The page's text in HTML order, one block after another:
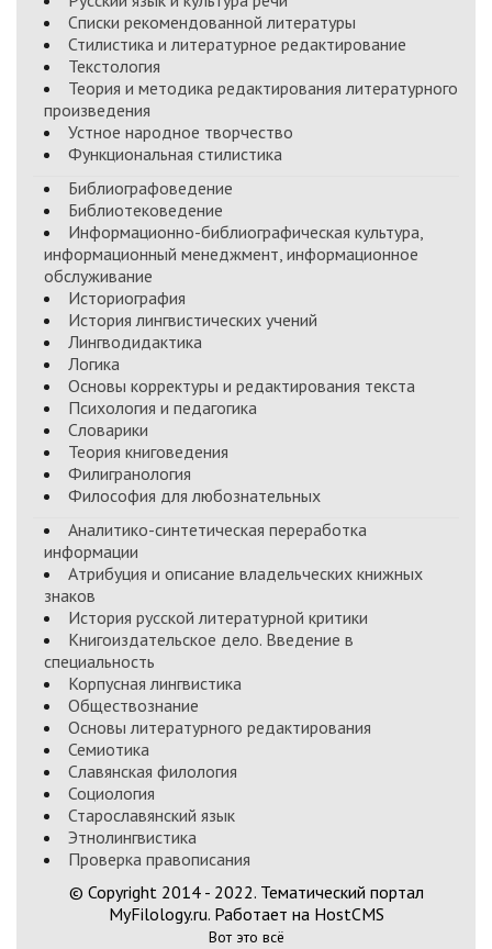
Списки рекомендованной литературы
Стилистика и литературное редактирование
Текстология
Теория и методика редактирования литературного
произведения
Устное народное творчество
Функциональная стилистика
Библиографоведение
Библиотековедение
Информационно-библиографическая культура,
информационный менеджмент, информационное
обслуживание
Историография
История лингвистических учений
Лингводидактика
Логика
Основы корректуры и редактирования текста
Психология и педагогика
Словарики
Теория книговедения
Филигранология
Философия для любознательных
Аналитико-синтетическая переработка
информации
Атрибуция и описание владельческих книжных
знаков
История русской литературной критики
Книгоиздательское дело. Введение в
специальность
Корпусная лингвистика
Обществознание
Основы литературного редактирования
Семиотика
Славянская филология
Социология
Старославянский язык
Этнолингвистика
Проверка правописания
© Copyright 2014 - 2022. Тематический портал
MyFilology.ru. Работает на HostCMS
Вот это всё